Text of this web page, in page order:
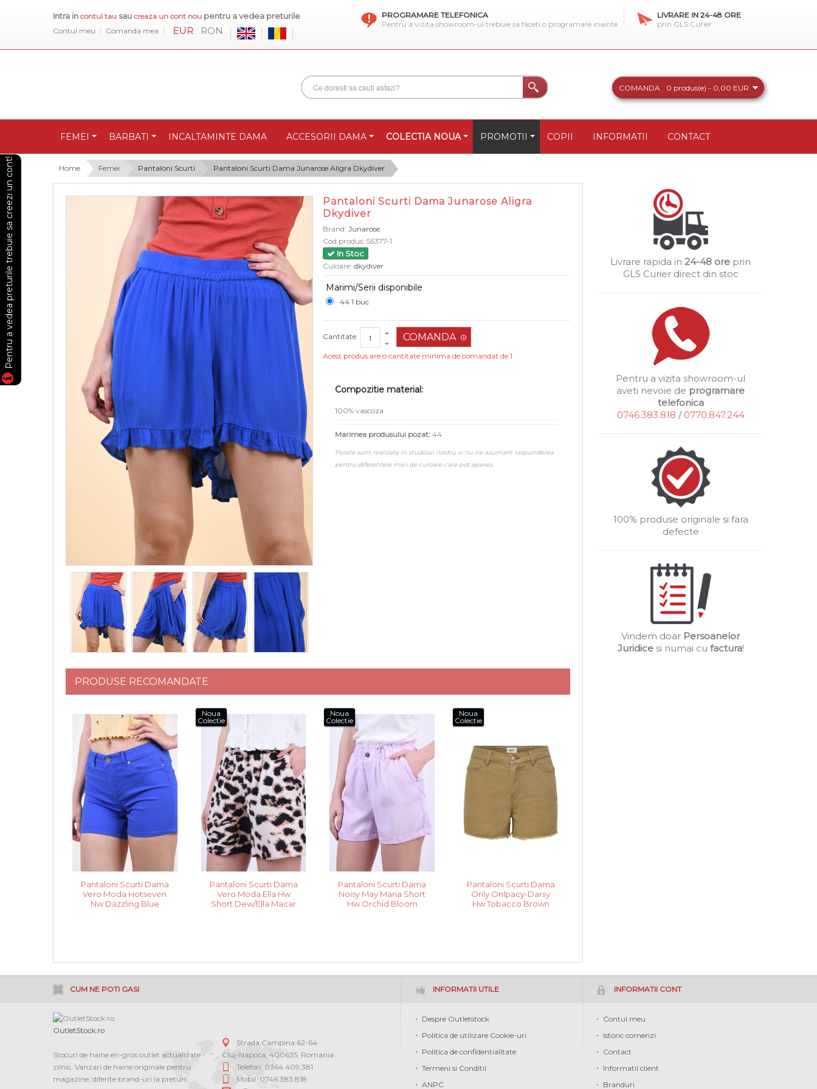
Intra in contul tau sau creaza un cont nou pentru a vedea preturile
Contul meu Comanda mea EUR RON
PROGRAMARE TELEFONICA
Pentru a vizita showroom-ul trebuie sa faceti o programare inainte
LIVRARE IN 24-48 ORE
prin GLS Curier
COMANDA 0 produs(e) - 0,00 EUR
FEMEI BARBATI INCALTAMINTE DAMA ACCESORII DAMA COLECTIA NOUA PROMOTII COPII INFORMATII CONTACT
Home Femei Pantaloni Scurti Pantaloni Scurti Dama Junarose Aligra Dkydiver
Pantaloni Scurti Dama Junarose Aligra
Dkydiver
Brand: Junarose
Cod produs: 56377-1
In Stoc
Culoare: dkydiver
Marimi/Serii disponibile
44 1 buc
Cantitate:
Acest produs are o cantitate minima de comandat de 1
Compozitie material:
100% vascoza
Marimea produsului pozat: 44
Pozele sunt realizate in studioul nostru si nu ne asumam raspunderea
pentru diferentele mici de culoare care pot aparea.
PRODUSE RECOMANDATE
Pantaloni Scurti Dama
Vero Moda Hotseven
Nw Dazzling Blue
Noua
Colectie
Pantaloni Scurti Dama
Vero Moda Ella Hw
Short Dew/Ella Macar
Noua
Colectie
Pantaloni Scurti Dama
Noisy May Maria Short
Hw Orchid Bloom
Noua
Colectie
Pantaloni Scurti Dama
Only Onlpacy-Darsy
Hw Tobacco Brown
Livrare rapida in 24-48 ore prin
GLS Curier direct din stoc
Pentru a vizita showroom-ul
aveti nevoie de programare
telefonica
0746.383.818 / 0770.847.244
100% produse originale si fara
defecte
Vindem doar Persoanelor
Juridicesi numai cu factura!
CUM NE POTI GASI
OutletStock.ro
Stocuri de haine en-gros outlet actualizate
zilnic. Vanzari de haine originale pentru
magazine, diferite brand-uri la preturi
Strada Campina 62-64
Cluj-Napoca,400635, Romania
Telefon: 0364 409.381
Mobil: 0746.383.818
INFORMATII UTILE
Despre Outletstock
Politica de utilizare Cookie-uri
Politica de confidentialitate
Termeni si Conditii
ANPC
INFORMATII CONT
Contul meu
Istoric comenzi
Contact
Informatii client
Branduri
Pentru a vedea preturile trebuie sa creezi un cont!